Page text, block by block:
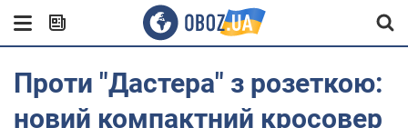
Проти "Дастера" з розеткою:
новий компактний кросовер